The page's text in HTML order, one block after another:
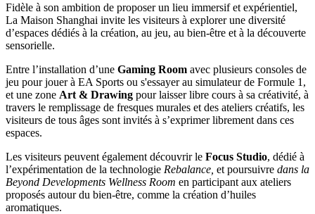
Fidèle à son ambition de proposer un lieu immersif et expérientiel,
La Maison Shanghai invite les visiteurs à explorer une diversité
d’espaces dédiés à la création, au jeu, au bien-être et à la découverte
sensorielle.
Entre l’installation d’une Gaming Room avec plusieurs consoles de
jeu pour jouer à EA Sports ou s'essayer au simulateur de Formule 1,
et une zone Art & Drawing pour laisser libre cours à sa créativité, à
travers le remplissage de fresques murales et des ateliers créatifs, les
visiteurs de tous âges sont invités à s’exprimer librement dans ces
espaces.
Les visiteurs peuvent également découvrir le Focus Studio, dédié à
l’expérimentation de la technologie Rebalance, et poursuivre dans la
Beyond Developments Wellness Room en participant aux ateliers
proposés autour du bien-être, comme la création d’huiles
aromatiques.